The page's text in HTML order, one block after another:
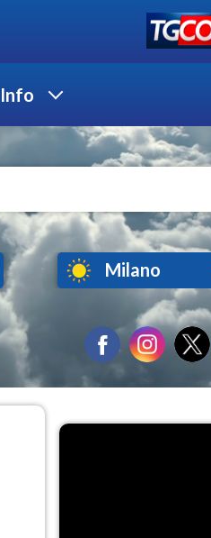
Info
Milano